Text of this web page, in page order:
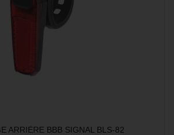
ARRIÈRE BBB SIGNAL BLS-82